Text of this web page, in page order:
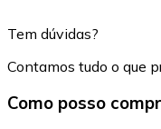
Tem dúvidas?
Contamos tudo o que
Como posso